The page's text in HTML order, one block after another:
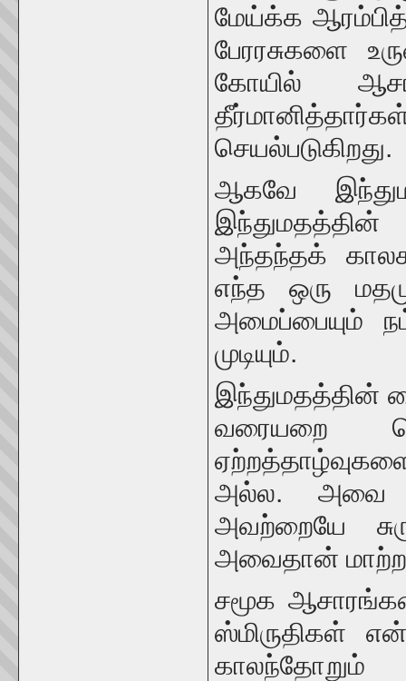
மேய்க்க
பேரரசுகளை
கோயில்
செயல்படுகிறது.
ஆகவே
அந்தந்தக்
எந்த ஒரு
அமைப்பையும்
முடியும்.
இந்துமதத்தின்
வரையறை
அல்ல. அவை
அவற்றையே
அவைதான்
சமூக
ஸ்மிருதிகள்
காலந்தோறும்